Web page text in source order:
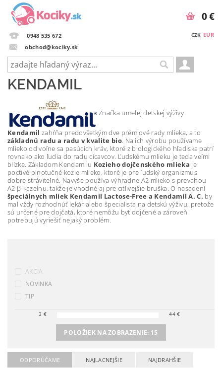
0948 535 672
obchod@kociky.sk
CZK EUR
0 €
KENDAMIL
Značka umelej detskej výživy
Kendamil zahŕňa predovšetkým dve prémiové rady mlieka, a to
základnú radu a radu v kvalite bio. Na ich výrobu používame
mlieko od voľne sa pasúcich kráv, ktoré z biologického hľadiska patrí
rovnako ako ľudia do radu cicavcov. Ľudskému mlieku je teda veľmi
blízke. Základom Kendamilu Kozieho dojčenského mlieka je
poctivé plnotučné kozie mlieko, ktoré je pre ľudský organizmus
dobre stráviteľné. Navyše používa výhradne A2 mlieko s prevahou
A2 β-kazeínu, takže je vhodné aj pre citlivejšie bruška. O nasadení
špeciálnych mliek Kendamil Lactose-Free a Kendamil A. C. by
mal vždy rozhodnúť lekár alebo špecialista na detskú výživu, pretože
sú určené pre dojčatá, ktoré nemôžu byť dojčené a zároveň
potrebujú vyriešiť nejaký problém.
AKCIA
NOVINKA
TIP
3 € 44€
POLOŽIEK NA ZOBRAZENIE: 15
ODPORÚČAME NAJLACNEJŠIE NAJDRAHŠIE